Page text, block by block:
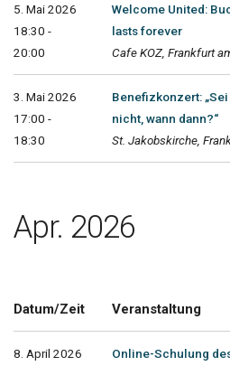
5. Mai 2026
18:30 -
20:00
Welcome United:
lasts forever
Cafe KOZ, Frankfurt
3. Mai 2026
17:00 -
18:30
Benefizkonzert:
nicht, wann dann?“
St. Jakobskirche,
Apr. 2026
Datum/Zeit Veranstaltung
8. April 2026
Online-Schulung